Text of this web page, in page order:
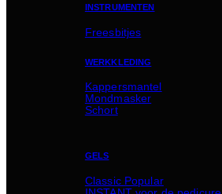
INSTRUMENTEN
Freesbitjes
WERKKLEDING
Kappersmantel
Mondmasker
Schort
GELS
Classic